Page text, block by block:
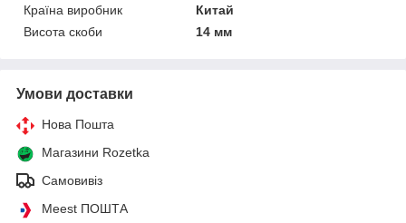
Країна виробник
Китай
Висота скоби
14 мм
Умови доставки
Нова Пошта
Магазини Rozetka
Самовивіз
Meest ПОШТА